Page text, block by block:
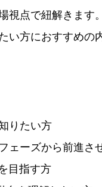
視点で紐解きます。
い方におすすめの
りたい方
ェーズから前進さ
目指す方